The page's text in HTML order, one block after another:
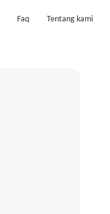
Faq Tentang kami